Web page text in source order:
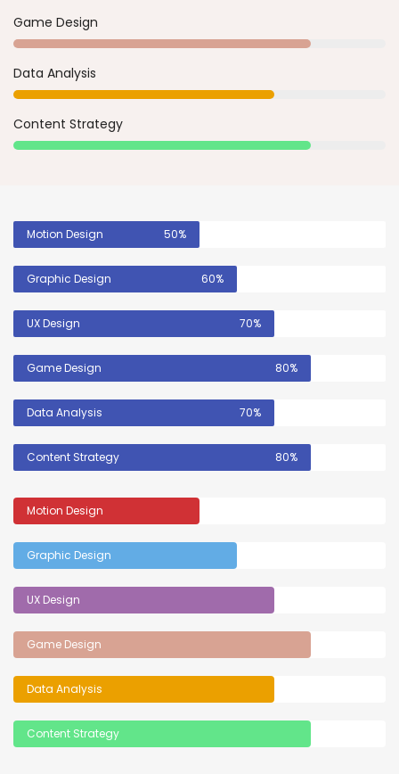
Game Design
Data Analysis
Content Strategy
Motion Design 50%
Graphic Design 60%
UX Design 70%
Game Design 80%
Data Analysis 70%
Content Strategy 80%
Motion Design
Graphic Design
UX Design
Game Design
Data Analysis
Content Strategy